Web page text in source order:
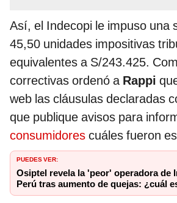
Así, el Indecopi le impuso una
45,50 unidades impositivas
equivalentes a S/243.425.
correctivas ordenó a Rappi
web las cláusulas declaradas
que publique avisos para
consumidores cuáles fueron
PUEDES VER:
Osiptel revela la 'peor' operadora de
Perú tras aumento de quejas: ¿cuál